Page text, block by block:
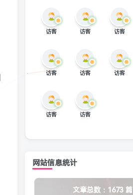
访客 访客 访客
访客 访客 访客
访客 访客
网站信息统计
文章总数：1673 篇